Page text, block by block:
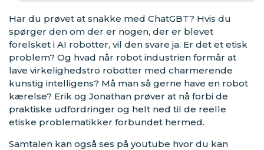
Har du prøvet at snakke med ChatGBT? Hvis du
spørger den om der er nogen, der er blevet
forelsket i AI robotter, vil den svare ja. Er det et etisk
problem? Og hvad når robot industrien formår at
lave virkelighedstro robotter med charmerende
kunstig intelligens? Må man så gerne have en robot
kærelse? Erik og Jonathan prøver at nå forbi de
praktiske udfordringer og helt ned til de reelle
etiske problematikker forbundet hermed.
Samtalen kan også ses på youtube hvor du kan